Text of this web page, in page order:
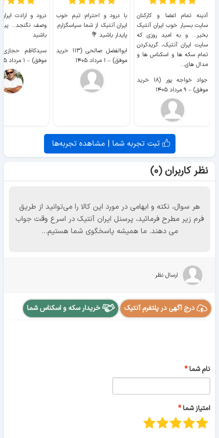
آدینه تمام اعضا و کارکنان
سایت بسیار خوب ايران آنتیک
بخیر... و به امید روزی که
سایت ايران آنتیک، گریدکردن
تمام سکه ها و اسکناس ها و
مدال های...
جواد خواجه پور (۱۸ خرید
موفق) – ۹ مرداد ۱۴۰۵
با درود و احترام؛ تیم خوب
ایران آنتیک از شما سپاسگزارم.
پایدار باشید 💐
ابوالفضل صالحی (۱۱۳ خرید
موفق) – ۱ مرداد ۱۴۰۵
درود و ارادت
وصف نگنجد...
باشید
موفق) – ۱ مرداد ۱۴۰۵
ثبت تجربه شما | مشاهده تجربه‌ها
نظر کاربران (۰)
هر سوال، نکته و ابهامی در مورد این کالا را می‌توانید از طریق
فرم زیر مطرح فرمائید، پرسنل ایران آنتیک در اسرع وقت جواب
می دهند. ما همیشه پاسخگوی شما هستیم...
ارسال نظر
درج آگهی در پلتفرم آنتیک خریدار سکه و اسکناس شما
نام شما
امتیاز شما